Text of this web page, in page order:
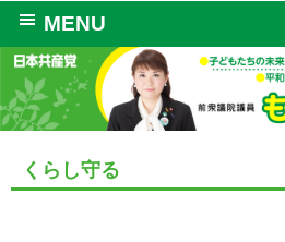
MENU
くらし守る